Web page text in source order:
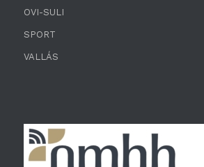
OVI-SULI
SPORT
VALLÁS